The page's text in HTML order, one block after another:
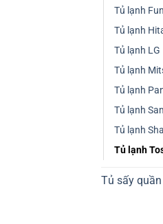
Tủ lạnh
Tủ lạnh
Tủ lạnh LG
Tủ lạnh
Tủ lạnh
Tủ lạnh
Tủ lạnh
Tủ lạnh
Tủ sấy